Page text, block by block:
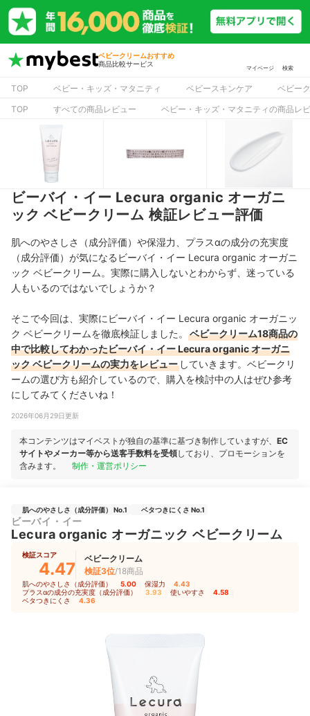
ベビークリームおすすめ
商品比較サービス
マイページ 検索
TOP ベビー・キッズ・マタニティ ベビースキンケア
ベビー
TOP
すべての商品レビュー ベビー・キッズ・マタニティの商品レ
ビーバイ・イー Lecura organic オーガニ
ック ベビークリーム 検証レビュー評価
肌へのやさしさ（成分評価）や保湿力、プラスαの成分の充実度
（成分評価）が気になるビーバイ・イー Lecura organic オーガニ
ック ベビークリーム。実際に購入しないとわからず、迷っている
人もいるのではないでしょうか？
そこで今回は、実際にビーバイ・イー Lecura organic オーガニッ
ク ベビークリームを徹底検証しました。
ベビークリーム18商品の
中で比較してわかったビーバイ・イー Lecura organic オーガニ
ック ベビークリームの実力をレビュー していきます。ベビークリ
ームの選び方も紹介しているので、購入を検討中の人はぜひ参考
にしてみてくださいね！
2026年06月29日更新
本コンテンツはマイベストが独自の基準に基づき制作していますが、 EC
サイトやメーカー等から送客手数料を受領しており、プロモーションを
含みます。
制作・運営ポリシー
肌へのやさしさ（成分評価） No.1 ベタつきにくさ No.1
ビーバイ・イー
Lecura organic オーガニック ベビークリーム
検証スコア
4.47
ベビークリーム
検証3位/18商品
肌へのやさしさ（成分評価） 5.00 保湿力 4.43
プラスαの成分の充実度（成分評価） 3.93 使いやすさ 4.58
ベタつきにくさ 4.36